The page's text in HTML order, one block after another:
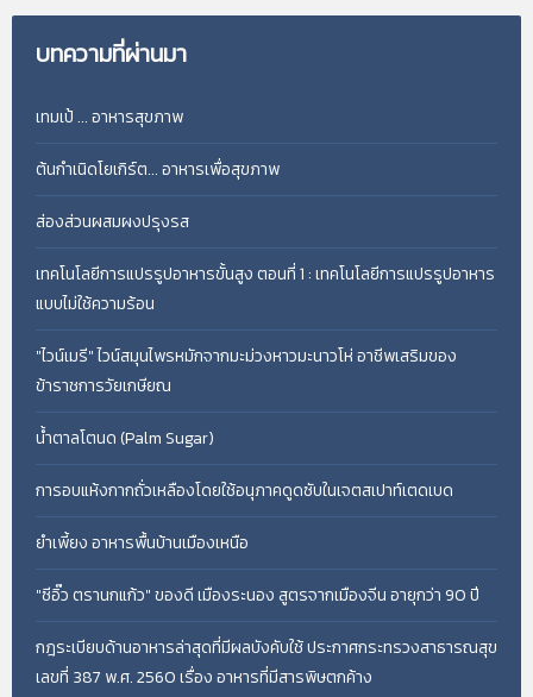
บทความที่ผ่านมา
เทมเป้ ... อาหารสุขภาพ
ต้นกำเนิดโยเกิร์ต... อาหารเพื่อสุขภาพ
ส่องส่วนผสมผงปรุงรส
เทคโนโลยีการแปรรูปอาหารขั้นสูง ตอนที่ 1 : เทคโนโลยีการแปรรูปอาหาร
แบบไม่ใช้ความร้อน
"ไวน์เมรี" ไวน์สมุนไพรหมักจากมะม่วงหาวมะนาวโห่ อาชีพเสริมของ
ข้าราชการวัยเกษียณ
น้ำตาลโตนด (Palm Sugar)
การอบแห้งกากถั่วเหลืองโดยใช้อนุภาคดูดซับในเจตสเปาท์เตดเบด
ยำเพี้ยง อาหารพื้นบ้านเมืองเหนือ
"ซีอิ๊ว ตรานกแก้ว" ของดี เมืองระนอง สูตรจากเมืองจีน อายุกว่า 90 ปี
กฎระเบียบด้านอาหารล่าสุดที่มีผลบังคับใช้ ประกาศกระทรวงสาธารณสุข
เลขที่ 387 พ.ศ. 2560 เรื่อง อาหารที่มีสารพิษตกค้าง